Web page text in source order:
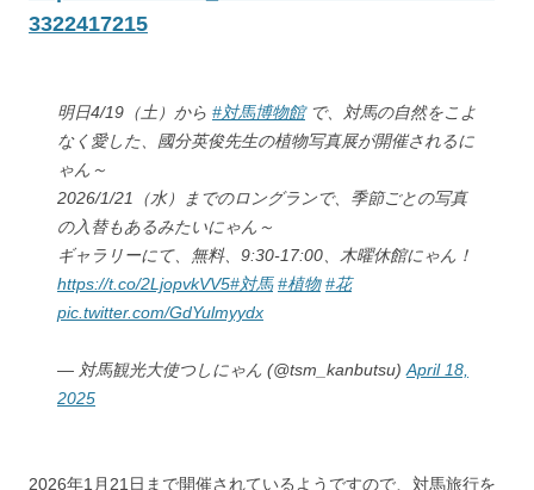
3322417215
明日4/19（土）から #対馬博物館で、対馬の自然をこよ
なく愛した、國分英俊先生の植物写真展が開催されるに
ゃん～
2026/1/21（水）までのロングランで、季節ごとの写真
の入替もあるみたいにゃん～
ギャラリーにて、無料、9:30-17:00、木曜休館にゃん！
https://t.co/2LjopvkVV5#対馬 #植物 #花
pic.twitter.com/GdYulmyydx
— 対馬観光大使つしにゃん (@tsm_kanbutsu)April 18,
2025
2026年1月21日まで開催されているようですので、対馬旅行を